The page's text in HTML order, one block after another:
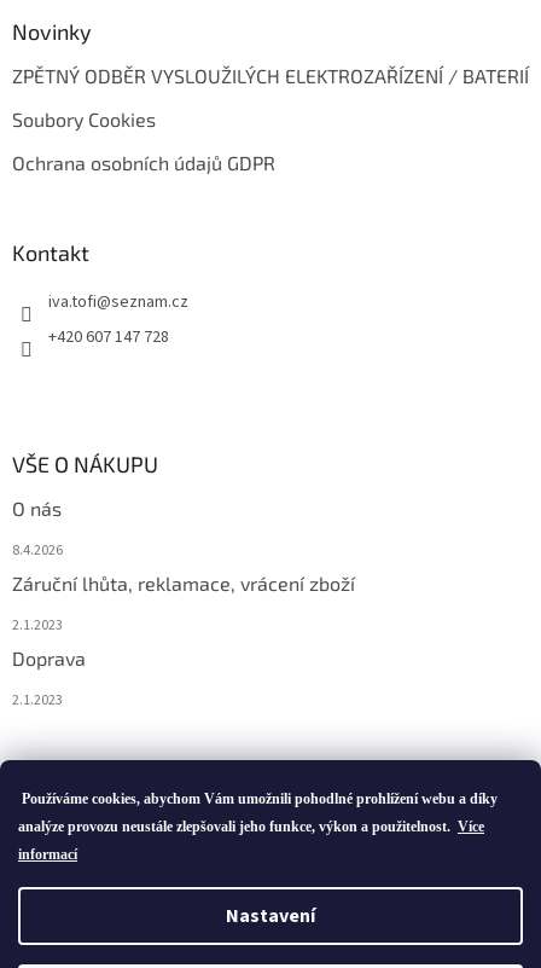
Používáme cookies, abychom Vám umožnili pohodlné prohlížení webu a díky
analýze provozu neustále zlepšovali jeho funkce, výkon a použitelnost. Více
informací
Nastavení
Novinky
ZPĚTNÝ ODBĚR VYSLOUŽILÝCH ELEKTROZAŘÍZENÍ / BATERIÍ
Soubory Cookies
Ochrana osobních údajů GDPR
Kontakt
iva.tofi@seznam.cz
+420 607 147 728
VŠE O NÁKUPU
O nás
8.4.2026
Záruční lhůta, reklamace, vrácení zboží
2.1.2023
Doprava
2.1.2023
Vytvořil Shoptet
Podle zákona o evidenci tržeb je prodávající povinen vystavit